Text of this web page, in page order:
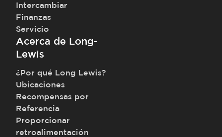
Intercambiar
Finanzas
Servicio
Acerca de Long-
Lewis
¿Por qué Long Lewis?
Ubicaciones
Recompensas por
Referencia
Proporcionar
retroalimentación